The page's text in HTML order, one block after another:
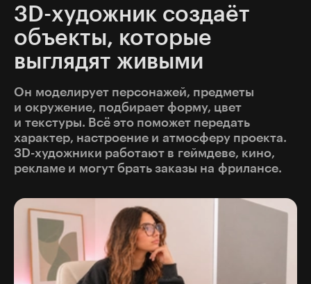
3D-художник создаёт
объекты, которые
выглядят живыми
Он моделирует персонажей, предметы
и окружение, подбирает форму, цвет
и текстуры. Всё это поможет передать
характер, настроение и атмосферу проекта.
3D-художники работают в геймдеве, кино,
рекламе и могут брать заказы на фрилансе.